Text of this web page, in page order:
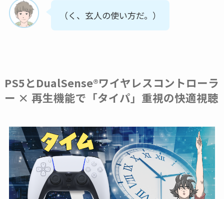
（く、玄人の使い方だ。）
PS5とDualSense®ワイヤレスコントローラ
ー × 再生機能で「タイパ」重視の快適視聴